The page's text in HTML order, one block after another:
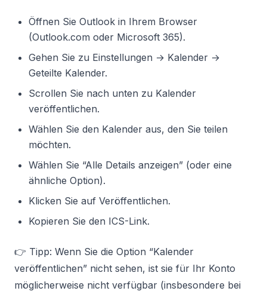
Öffnen Sie Outlook in Ihrem Browser
(Outlook.com oder Microsoft 365).
Gehen Sie zu Einstellungen → Kalender →
Geteilte Kalender.
Scrollen Sie nach unten zu Kalender
veröffentlichen.
Wählen Sie den Kalender aus, den Sie teilen
möchten.
Wählen Sie “Alle Details anzeigen” (oder eine
ähnliche Option).
Klicken Sie auf Veröffentlichen.
Kopieren Sie den ICS-Link.
👉 Tipp: Wenn Sie die Option “Kalender
veröffentlichen” nicht sehen, ist sie für Ihr Konto
möglicherweise nicht verfügbar (insbesondere bei